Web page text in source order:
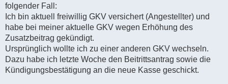
a
g
folgender Fall:
Ich bin aktuell freiwillig GKV versichert (Angestellter) und
habe bei meiner aktuelle GKV wegen Erhöhung des
Zusatzbeitrag gekündigt.
Ursprünglich wollte ich zu einer anderen GKV wechseln.
Dazu habe ich letzte Woche den Beitrittsantrag sowie die
Kündigungsbestätigung an die neue Kasse geschickt.